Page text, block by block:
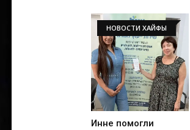
НОВОСТИ ХАЙФЫ
Инне помогли